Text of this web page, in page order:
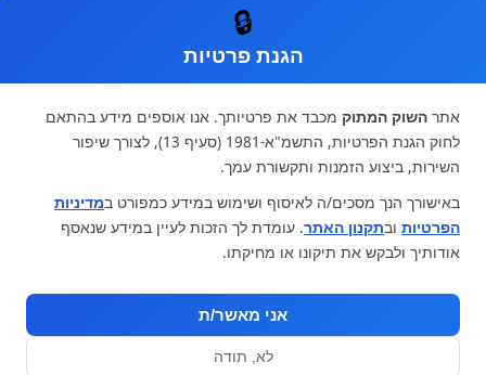
🔒
הגנת פרטיות
אתר השוק המתוק מכבד את פרטיותך. אנו אוספים מידע בהתאם
לחוק הגנת הפרטיות, התשמ"א-1981 (סעיף 13), לצורך שיפור
השירות, ביצוע הזמנות ותקשורת עמך.
באישורך הנך מסכים/ה לאיסוף ושימוש במידע כמפורט במדיניות
הפרטיות ובתקנון האתר. עומדת לך הזכות לעיין במידע שנאסף
אודותיך ולבקש את תיקונו או מחיקתו.
אני מאשר/ת
לא, תודה